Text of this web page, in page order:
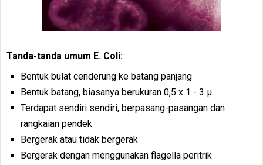
Tanda-tanda umum E. Coli:
Bentuk bulat cenderung ke batang panjang
Bentuk batang, biasanya berukuran 0,5 x 1 - 3 μ
Terdapat sendiri sendiri, berpasang-pasangan dan
rangkaian pendek
Bergerak atau tidak bergerak
Bergerak dengan menggunakan flagella peritrik